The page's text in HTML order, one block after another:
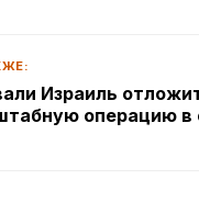
Израиль
операцию в